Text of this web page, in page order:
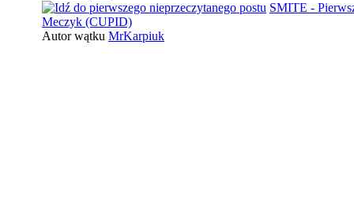
SMITE -
Meczyk (CUPID)
Autor wątku MrKarpiuk